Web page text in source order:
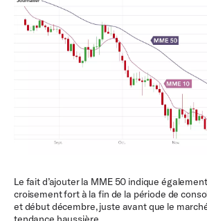
Le fait d’ajouter la MME 50 indique
croisement fort à la fin de la période de
et début décembre, juste avant que le